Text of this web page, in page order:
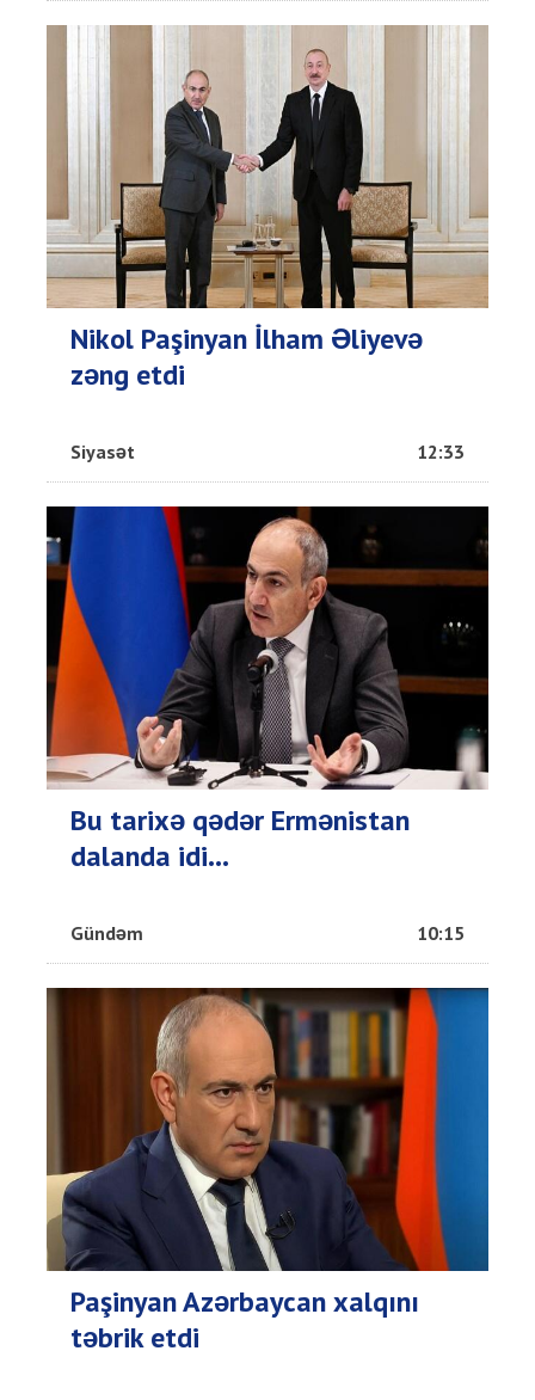
Nikol Paşinyan İlham Əliyevə
zəng etdi
Siyasət 12:33
Bu tarixə qədər Ermənistan
dalanda idi...
Gündəm 10:15
Paşinyan Azərbaycan xalqını
təbrik etdi